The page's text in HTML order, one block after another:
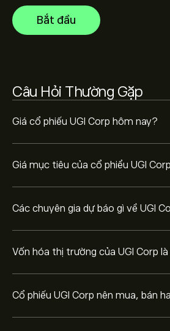
Bắt đầu
Câu Hỏi Thường Gặp
Giá cổ phiếu UGI Corp hôm nay?
Giá mục tiêu của cổ phiểu UGI
Các chuyên gia dự báo gì về UGI
Vốn hóa thị trường của UGI Corp
Cổ phiếu UGI Corp nên mua, bán
Dựa trên khuyến nghị từ 1 nhà phân